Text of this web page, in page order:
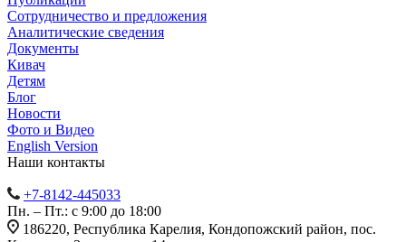
Сотрудничество и предложения
Аналитические сведения
Документы
Кивач
Детям
Блог
Новости
Фото и Видео
English Version
Наши контакты
+7-8142-445033
Пн. – Пт.: с 9:00 до 18:00
186220, Республика Карелия, Кондопожский район, пос.